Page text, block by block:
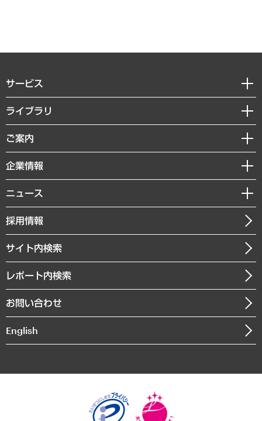
サービス
経営戦略
組織・人事戦略
デジタルイノベーション
共生・ダイバーシティ
GRC（ガバナンス・リスク・コンプライアンス）・防災（政策）
経済・産業・雇用・労働
まちづくり・観光・交通・スポーツ・スマートシティ
自然資源・農林水産業・食料システム
ライブラリ
経済調査
レポート
コラム
経営用語集
受託・受注実績（官公庁関連）
メディア掲載・出演
ご案内
セミナー・イベント情報
MUFGビジネスセミナー
受託案件情報
企業情報
私たちの想い
社長メッセージ
会社概要
沿革
組織図・本部部室紹介
インドネシア現地法人
個人情報保護方針
ニュース
ニュースリリース
お知らせ
採用情報
サイト内検索
レポート内検索
お問い合わせ
English